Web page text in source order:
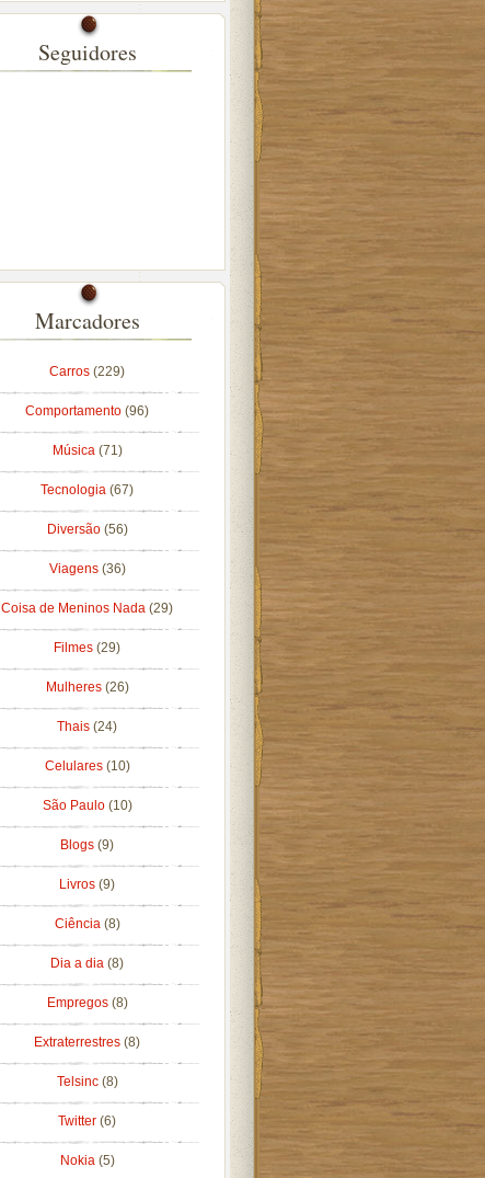
Seguidores
Marcadores
Carros (229)
Comportamento (96)
Música (71)
Tecnologia (67)
Diversão (56)
Viagens (36)
Coisa de Meninos Nada (29)
Filmes (29)
Mulheres (26)
Thais (24)
Celulares (10)
São Paulo (10)
Blogs (9)
Livros (9)
Ciência (8)
Dia a dia (8)
Empregos (8)
Extraterrestres (8)
Telsinc (8)
Twitter (6)
Nokia (5)